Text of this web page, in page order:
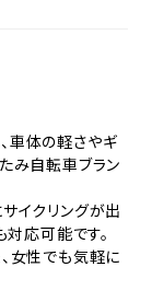
車体の軽さやギ
み自転車ブラン
イクリングが出
応可能です。
女性でも気軽に